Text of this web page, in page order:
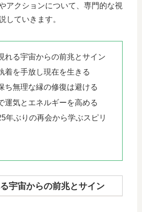
アクションについて、専門的な視
していきます。
れる宇宙からの前兆とサイン
着を手放し現在を生きる
ち無理な縁の修復は避ける
運気とエネルギーを高める
年ぶりの再会から学ぶスピリ
宇宙からの前兆とサイン